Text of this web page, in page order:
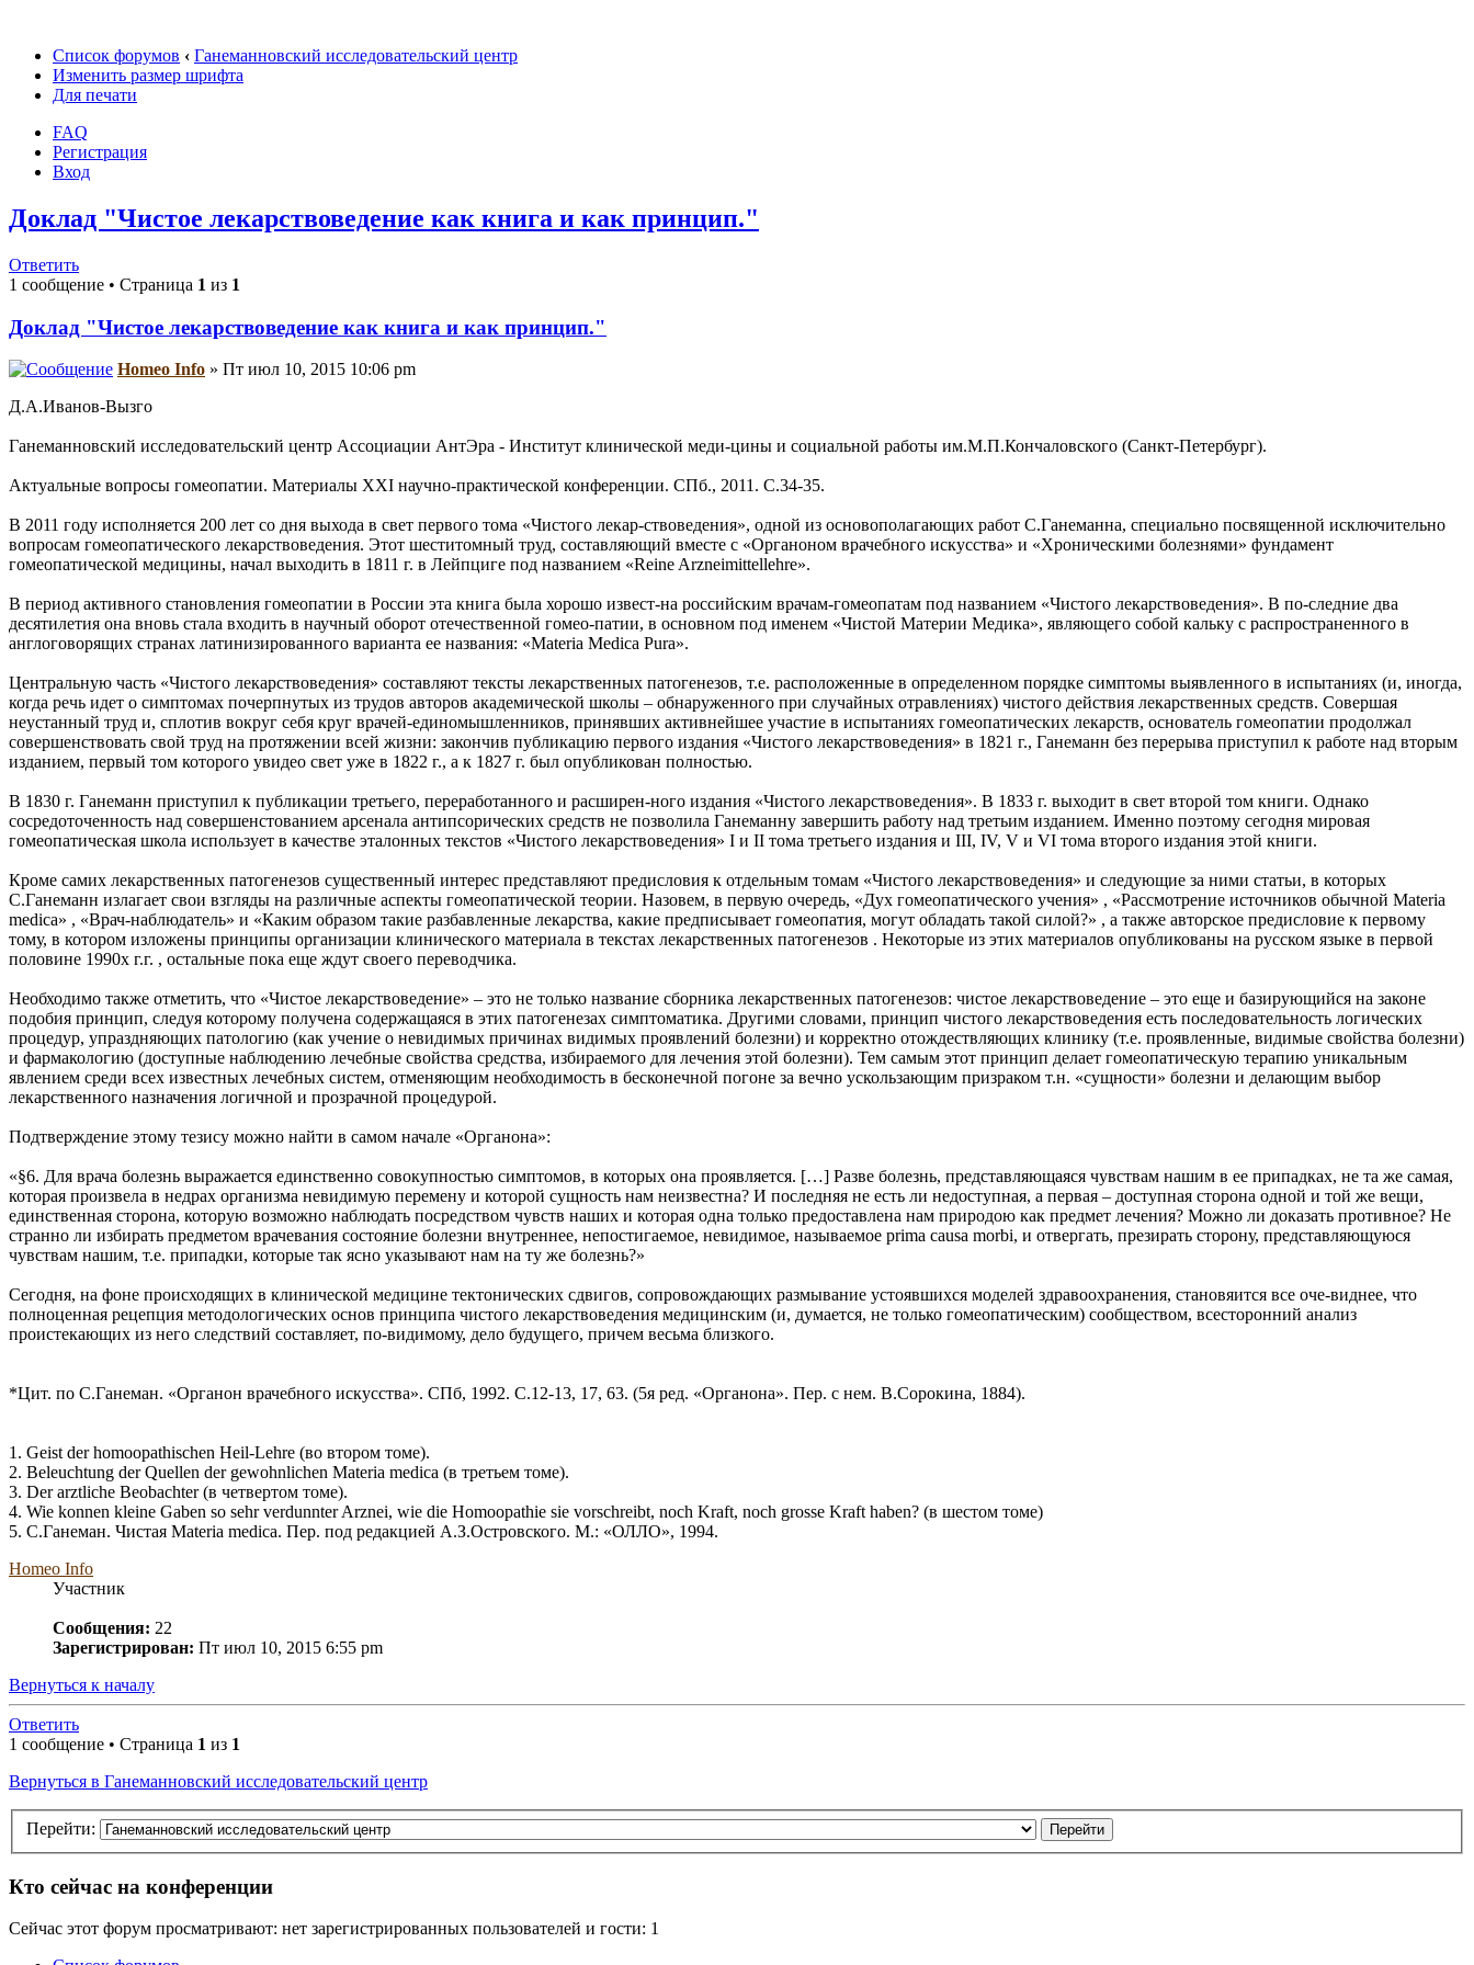
Список форумов ‹ Ганеманновский исследовательский центр
Изменить размер шрифта
Для печати
FAQ
Регистрация
Вход
Доклад "Чистое лекарствоведение как книга и как принцип."
Ответить
1 сообщение • Страница 1 из 1
Доклад "Чистое лекарствоведение как книга и как принцип."
Homeo Info » Пт июл 10, 2015 10:06 pm
Д.А.Иванов-Вызго
Ганеманновский исследовательcкий центр Ассоциации АнтЭра - Институт клинической меди-цины и социальной работы им.М.П.Кончаловского (Санкт-Петербург).
Актуальные вопросы гомеопатии. Материалы XXI научно-практической конференции. СПб., 2011. С.34-35.
В 2011 году исполняется 200 лет со дня выхода в свет первого тома «Чистого лекар-ствоведения», одной из основополагающих работ С.Ганеманна, специально посвященной исключительно
вопросам гомеопатического лекарствоведения. Этот шеститомный труд, составляющий вместе с «Органоном врачебного искусства» и «Хроническими болезнями» фундамент
гомеопатической медицины, начал выходить в 1811 г. в Лейпциге под названием «Reine Arzneimittellehre».
В период активного становления гомеопатии в России эта книга была хорошо извест-на российским врачам-гомеопатам под названием «Чистого лекарствоведения». В по-следние два
десятилетия она вновь стала входить в научный оборот отечественной гомео-патии, в основном под именем «Чистой Материи Медика», являющего собой кальку с распространенного в
англоговорящих странах латинизированного варианта ее названия: «Materia Medica Pura».
Центральную часть «Чистого лекарствоведения» составляют тексты лекарственных патогенезов, т.е. расположенные в определенном порядке симптомы выявленного в испытаниях (и, иногда,
когда речь идет о симптомах почерпнутых из трудов авторов академической школы – обнаруженного при случайных отравлениях) чистого действия лекарственных средств. Совершая
неустанный труд и, сплотив вокруг себя круг врачей-единомышленников, принявших активнейшее участие в испытаниях гомеопатических лекарств, основатель гомеопатии продолжал
совершенствовать свой труд на протяжении всей жизни: закончив публикацию первого издания «Чистого лекарствоведения» в 1821 г., Ганеманн без перерыва приступил к работе над вторым
изданием, первый том которого увидео свет уже в 1822 г., а к 1827 г. был опубликован полностью.
В 1830 г. Ганеманн приступил к публикации третьего, переработанного и расширен-ного издания «Чистого лекарствоведения». В 1833 г. выходит в свет второй том книги. Однако
сосредоточенность над совершенстованием арсенала антипсорических средств не позволила Ганеманну завершить работу над третьим изданием. Именно поэтому сегодня мировая
гомеопатическая школа использует в качестве эталонных текстов «Чистого лекарствоведения» I и II тома третьего издания и III, IV, V и VI тома второго издания этой книги.
Кроме самих лекарственных патогенезов существенный интерес представляют предисловия к отдельным томам «Чистого лекарствоведения» и следующие за ними статьи, в которых
С.Ганеманн излагает свои взгляды на различные аспекты гомеопатической теории. Назовем, в первую очередь, «Дух гомеопатического учения» , «Рассмотрение источников обычной Materia
medica» , «Врач-наблюдатель» и «Каким образом такие разбавленные лекарства, какие предписывает гомеопатия, могут обладать такой силой?» , а также авторское предисловие к первому
тому, в котором изложены принципы организации клинического материала в текстах лекарственных патогенезов . Некоторые из этих материалов опубликованы на русском языке в первой
половине 1990х г.г. , остальные пока еще ждут своего переводчика.
Необходимо также отметить, что «Чистое лекарствоведение» – это не только название сборника лекарственных патогенезов: чистое лекарствоведение – это еще и базирующийся на законе
подобия принцип, следуя которому получена содержащаяся в этих патогенезах симптоматика. Другими словами, принцип чистого лекарствоведения есть последовательность логических
процедур, упраздняющих патологию (как учение о невидимых причинах видимых проявлений болезни) и корректно отождествляющих клинику (т.е. проявленные, видимые свойства болезни)
и фармакологию (доступные наблюдению лечебные свойства средства, избираемого для лечения этой болезни). Тем самым этот принцип делает гомеопатическую терапию уникальным
явлением среди всех известных лечебных систем, отменяющим необходимость в бесконечной погоне за вечно ускользающим призраком т.н. «сущности» болезни и делающим выбор
лекарственного назначения логичной и прозрачной процедурой.
Подтверждение этому тезису можно найти в самом начале «Органона»:
«§6. Для врача болезнь выражается единственно совокупностью симптомов, в которых она проявляется. […] Разве болезнь, представляющаяся чувствам нашим в ее припадках, не та же самая,
которая произвела в недрах организма невидимую перемену и которой сущность нам неизвестна? И последняя не есть ли недоступная, а первая – доступная сторона одной и той же вещи,
единственная сторона, которую возможно наблюдать посредством чувств наших и которая одна только предоставлена нам природою как предмет лечения? Можно ли доказать противное? Не
странно ли избирать предметом врачевания состояние болезни внутреннее, непостигаемое, невидимое, называемое prima causa morbi, и отвергать, презирать сторону, представляющуюся
чувствам нашим, т.е. припадки, которые так ясно указывают нам на ту же болезнь?»
Сегодня, на фоне происходящих в клинической медицине тектонических сдвигов, сопровождающих размывание устоявшихся моделей здравоохранения, становяится все оче-виднее, что
полноценная рецепция методологических основ принципа чистого лекарствоведения медицинским (и, думается, не только гомеопатическим) сообществом, всесторонний анализ
проистекающих из него следствий составляет, по-видимому, дело будущего, причем весьма близкого.
*Цит. по С.Ганеман. «Органон врачебного искусства». СПб, 1992. С.12-13, 17, 63. (5я ред. «Органона». Пер. с нем. В.Сорокина, 1884).
1. Geist der homoopathischen Heil-Lehre (во втором томе).
2. Beleuchtung der Quellen der gewohnlichen Materia medica (в третьем томе).
3. Der arztliche Beobachter (в четвертом томе).
4. Wie konnen kleine Gaben so sehr verdunnter Arznei, wie die Homoopathie sie vorschreibt, noch Kraft, noch grosse Kraft haben? (в шестом томе)
5. С.Ганеман. Чистая Materia medica. Пер. под редакцией А.З.Островского. М.: «ОЛЛО», 1994.
Homeo Info
Участник
Сообщения: 22
Зарегистрирован: Пт июл 10, 2015 6:55 pm
Вернуться к началу
Ответить
1 сообщение • Страница 1 из 1
Вернуться в Ганеманновский исследовательский центр
Перейти:
Кто сейчас на конференции
Сейчас этот форум просматривают: нет зарегистрированных пользователей и гости: 1